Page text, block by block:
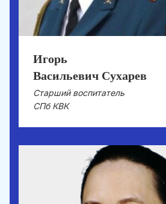
Игорь
Васильевич Сухарев
Старший воспитатель
СПб КВК